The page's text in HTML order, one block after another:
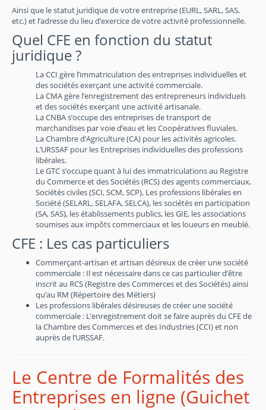
Ainsi que le statut juridique de votre entreprise (EURL, SARL, SAS,
etc.) et l’adresse du lieu d’exercice de votre activité professionnelle.
Quel CFE en fonction du statut
juridique ?
La CCI gère l’immatriculation des entreprises individuelles et
des sociétés exerçant une activité commerciale.
La CMA gère l’enregistrement des entrepreneurs individuels
et des sociétés exerçant une activité artisanale.
La CNBA s’occupe des entreprises de transport de
marchandises par voie d’eau et les Coopératives fluviales.
La Chambre d’Agriculture (CA) pour les activités agricoles.
L’URSSAF pour les Entreprises individuelles des professions
libérales.
Le GTC s’occupe quant à lui des immatriculations au Registre
du Commerce et des Sociétés (RCS) des agents commerciaux,
Sociétés civiles (SCI, SCM, SCP), Les professions libérales en
Société (SELARL, SELAFA, SELCA), les sociétés en participation
(SA, SAS), les établissements publics, les GIE, les associations
soumises aux impôts commerciaux et les loueurs en meublé.
CFE : Les cas particuliers
Commerçant-artisan et artisan désireux de créer une société
commerciale : Il est nécessaire dans ce cas particulier d’être
inscrit au RCS (Registre des Commerces et des Sociétés) ainsi
qu’au RM (Répertoire des Métiers)
Les professions libérales désireuses de créer une société
commerciale : L’enregistrement doit se faire auprès du CFE de
la Chambre des Commerces et des Industries (CCI) et non
auprès de l’URSSAF.
Le Centre de Formalités des
Entreprises en ligne (Guichet